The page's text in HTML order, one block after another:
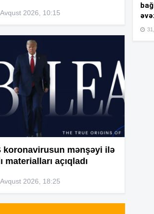
2026, 10:15
koronavirusun mənşəyi ilə
materialları açıqladı
2026, 18:25